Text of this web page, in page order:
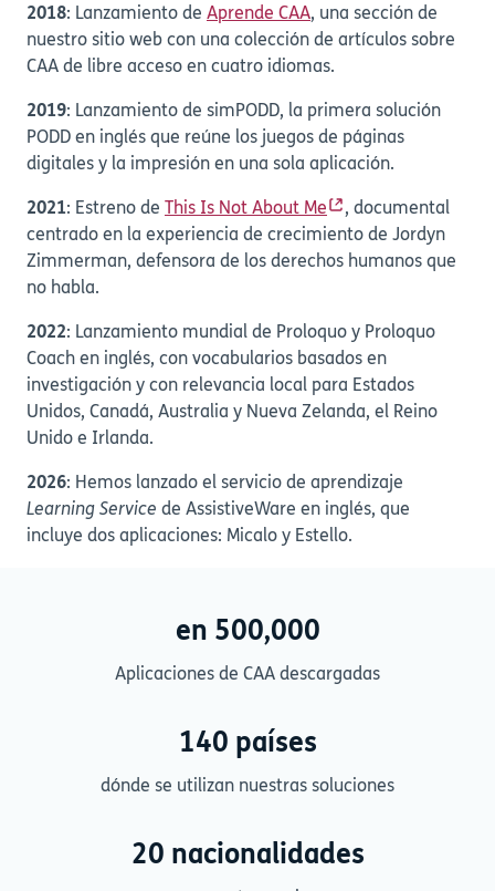
2018: Lanzamiento de Aprende CAA, una sección de
nuestro sitio web con una colección de artículos sobre
CAA de libre acceso en cuatro idiomas.
2019: Lanzamiento de simPODD, la primera solución
PODD en inglés que reúne los juegos de páginas
digitales y la impresión en una sola aplicación.
2021: Estreno de This Is Not About Me
, documental
centrado en la experiencia de crecimiento de Jordyn
Zimmerman, defensora de los derechos humanos que
no habla.
2022: Lanzamiento mundial de Proloquo y Proloquo
Coach en inglés, con vocabularios basados en
investigación y con relevancia local para Estados
Unidos, Canadá, Australia y Nueva Zelanda, el Reino
Unido e Irlanda.
2026: Hemos lanzado el servicio de aprendizaje
Learning Service de AssistiveWare en inglés, que
incluye dos aplicaciones: Micalo y Estello.
en 500,000
Aplicaciones de CAA descargadas
140 países
dónde se utilizan nuestras soluciones
20 nacionalidades